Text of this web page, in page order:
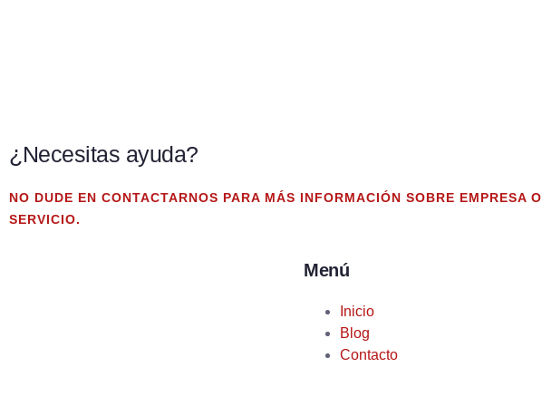
¿Necesitas ayuda?
NO DUDE EN CONTACTARNOS PARA MÁS INFORMACIÓN SOBRE EMPRESA O
SERVICIO.
Menú
Inicio
Blog
Contacto